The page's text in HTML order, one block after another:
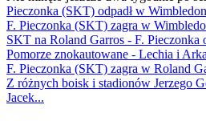
Pieczonka (SKT) odpadł w
F. Pieczonka (SKT) zagra w
SKT na Roland Garros - F. Pieczonka
Pomorze znokautowane - Lechia i
F. Pieczonka (SKT) zagra w Roland
Z różnych boisk i stadionów Jerzego
Jacek...